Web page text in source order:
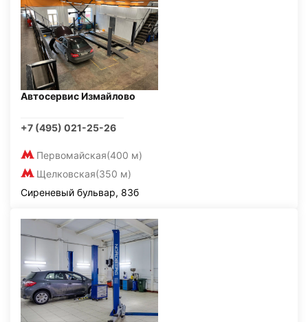
Автосервис Измайлово
+7 (495) 021-25-26
Первомайская(400 м)
Щелковская(350 м)
Сиреневый бульвар, 83б